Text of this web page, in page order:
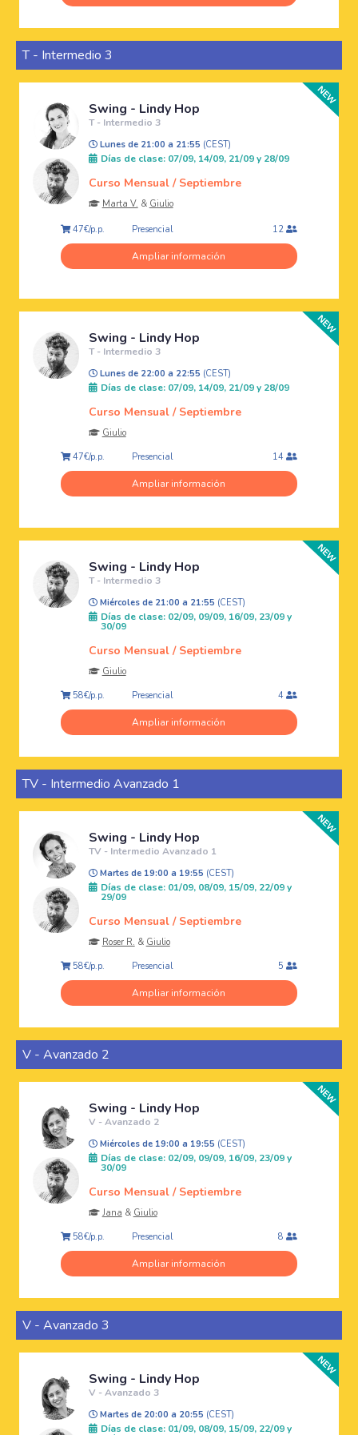
T - Intermedio 3
Swing - Lindy Hop
T - Intermedio 3
Lunes de 21:00 a 21:55 (CEST)
Días de clase: 07/09, 14/09, 21/09 y 28/09
Curso Mensual / Septiembre
Marta V. & Giulio
47€/p.p. Presencial 12
Ampliar información
Swing - Lindy Hop
T - Intermedio 3
Lunes de 22:00 a 22:55 (CEST)
Días de clase: 07/09, 14/09, 21/09 y 28/09
Curso Mensual / Septiembre
Giulio
47€/p.p.
Presencial 14
Ampliar información
Swing - Lindy Hop
T - Intermedio 3
Miércoles de 21:00 a 21:55 (CEST)
Días de clase: 02/09, 09/09, 16/09, 23/09 y
30/09
Curso Mensual / Septiembre
Giulio
58€/p.p.
Presencial 4
Ampliar información
TV - Intermedio Avanzado 1
Swing - Lindy Hop
TV - Intermedio Avanzado 1
Martes de 19:00 a 19:55 (CEST)
Días de clase: 01/09, 08/09, 15/09, 22/09 y
29/09
Curso Mensual / Septiembre
Roser R. & Giulio
58€/p.p.
Presencial 5
Ampliar información
V - Avanzado 2
Swing - Lindy Hop
V - Avanzado 2
Miércoles de 19:00 a 19:55 (CEST)
Días de clase: 02/09, 09/09, 16/09, 23/09 y
30/09
Curso Mensual / Septiembre
Jana & Giulio
58€/p.p.
Presencial 8
Ampliar información
V - Avanzado 3
Swing - Lindy Hop
V - Avanzado 3
Martes de 20:00 a 20:55 (CEST)
Días de clase: 01/09, 08/09, 15/09, 22/09 y